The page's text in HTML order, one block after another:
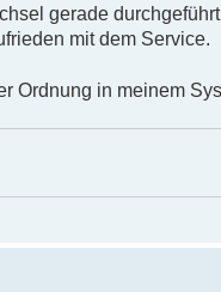
gerade
mit dem Service.
Ordnung in meinem